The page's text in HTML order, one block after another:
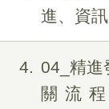
進、資
4
04_精進
關流